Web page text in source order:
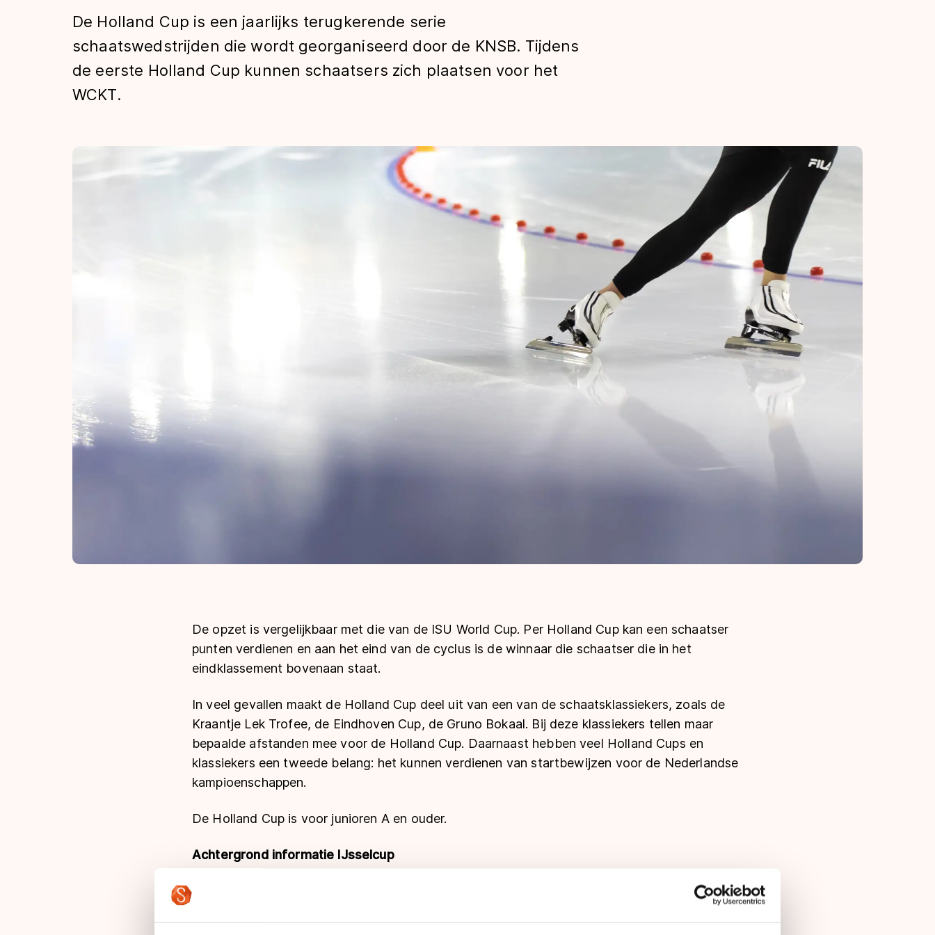
Tijden & historie
De weg op
Olympische Spelen
De Holland Cup is een jaarlijks terugkerende serie
schaatswedstrijden die wordt georganiseerd door de KNSB. Tijdens
de eerste Holland Cup kunnen schaatsers zich plaatsen voor het
WCKT.
De opzet is vergelijkbaar met die van de ISU World Cup. Per Holland Cup kan een schaatser
punten verdienen en aan het eind van de cyclus is de winnaar die schaatser die in het
eindklassement bovenaan staat.
In veel gevallen maakt de Holland Cup deel uit van een van de schaatsklassiekers, zoals de
Kraantje Lek Trofee, de Eindhoven Cup, de Gruno Bokaal. Bij deze klassiekers tellen maar
bepaalde afstanden mee voor de Holland Cup. Daarnaast hebben veel Holland Cups en
klassiekers een tweede belang: het kunnen verdienen van startbewijzen voor de Nederlandse
kampioenschappen.
De Holland Cup is voor junioren A en ouder.
Achtergrond informatie IJsselcup